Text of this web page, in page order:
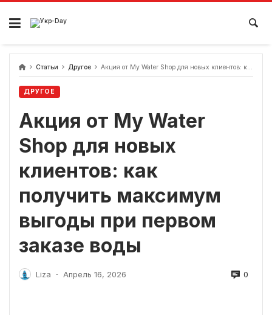
перейти
содержанию
Статьи Другое Акция от My Water Shop для новых клиентов: как получить максимум выгоды при первом заказе воды
ДРУГОЕ
Акция от My Water
Shop для новых
клиентов: как
получить максимум
выгоды при первом
заказе воды
Liza - Апрель 16, 2026 0